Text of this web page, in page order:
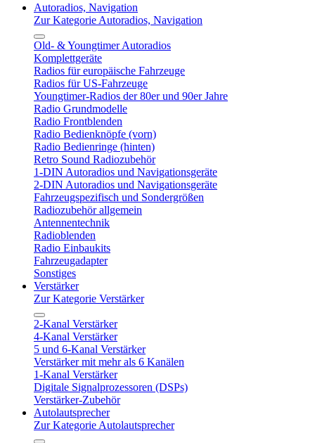
Autoradios, Navigation
Zur Kategorie Autoradios, Navigation
Old- & Youngtimer Autoradios
Komplettgeräte
Radios für europäische Fahrzeuge
Radios für US-Fahrzeuge
Youngtimer-Radios der 80er und 90er Jahre
Radio Grundmodelle
Radio Frontblenden
Radio Bedienknöpfe (vorn)
Radio Bedienringe (hinten)
Retro Sound Radiozubehör
1-DIN Autoradios und Navigationsgeräte
2-DIN Autoradios und Navigationsgeräte
Fahrzeugspezifisch und Sondergrößen
Radiozubehör allgemein
Antennentechnik
Radioblenden
Radio Einbaukits
Fahrzeugadapter
Sonstiges
Verstärker
Zur Kategorie Verstärker
2-Kanal Verstärker
4-Kanal Verstärker
5 und 6-Kanal Verstärker
Verstärker mit mehr als 6 Kanälen
1-Kanal Verstärker
Digitale Signalprozessoren (DSPs)
Verstärker-Zubehör
Autolautsprecher
Zur Kategorie Autolautsprecher